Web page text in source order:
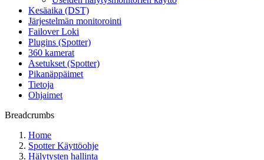
Kesäaika (DST)
Järjestelmän monitorointi
Failover Loki
Plugins (Spotter)
360 kamerat
Asetukset (Spotter)
Pikanäppäimet
Tietoja
Ohjaimet
Breadcrumbs
Home
Spotter Käyttöohje
Hälytysten hallinta